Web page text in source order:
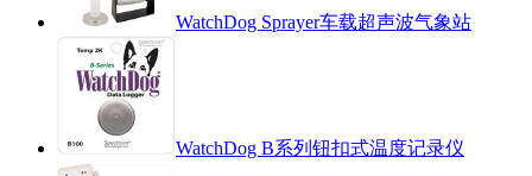
WatchDog Sprayer车载超声波气象站
WatchDog B系列钮扣式温度记录仪